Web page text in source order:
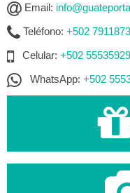
Email:
Teléfono: +502
Celular: +502 55535929
WhatsApp: +502